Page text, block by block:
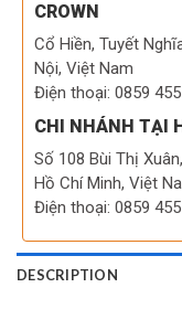
CROWN
Cổ Hiền, Tuyết
Nội, Việt Nam
Điện thoại: 0859
CHI NHÁNH TẠI
Số 108 Bùi Thị
Hồ Chí Minh, Việt
Điện thoại: 0859
DESCRIPTION